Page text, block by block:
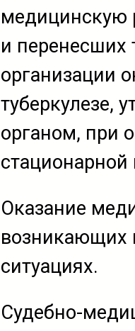
медицинскую
и перенесших
организации
туберкулезе,
органом, при
Оказание
возникающих
ситуациях.
Судебно-